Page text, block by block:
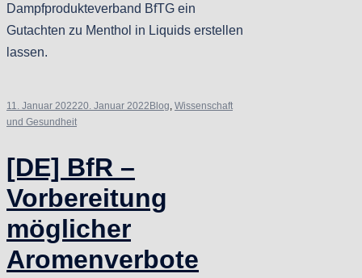
Dampfprodukteverband BfTG ein
Gutachten zu Menthol in Liquids erstellen
lassen.
11. Januar 202220. Januar 2022 Blog, Wissenschaft
und Gesundheit
[DE] BfR –
Vorbereitung
möglicher
Aromenverbote